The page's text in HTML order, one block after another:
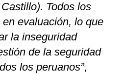
Todos los
evaluación, lo que
la inseguridad
de la seguridad
los peruanos”,